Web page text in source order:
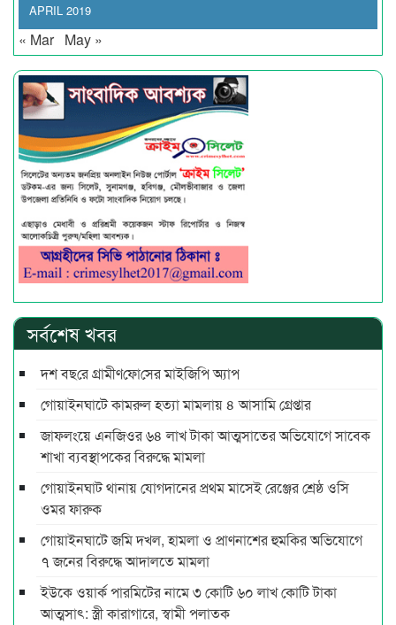
APRIL 2019
« Mar May »
সর্বশেষ খবর
দশ বছ‌রে গ্রামীণ‌ফো‌সের মাইজিপি অ্যাপ
গোয়াইনঘাটে কামরুল হত্যা মামলায় ৪ আসামি গ্রেপ্তার
জাফলংয়ে এনজিওর ৬৪ লাখ টাকা আত্মসাতের অভিযোগে সাবেক
শাখা ব্যবস্থাপকের বিরুদ্ধে মামলা
গোয়াইনঘাট থানায় যোগদানের প্রথম মাসেই রেঞ্জের শ্রেষ্ঠ ওসি
ওমর ফারুক
গোয়াইনঘাটে জমি দখল, হামলা ও প্রাণনাশের হুমকির অভিযোগে
৭ জনের বিরুদ্ধে আদালতে মামলা
ইউকে ওয়ার্ক পারমিটের নামে ৩ কোটি ৬০ লাখ কোটি টাকা
আত্মসাৎ: স্ত্রী কারাগারে, স্বামী পলাতক